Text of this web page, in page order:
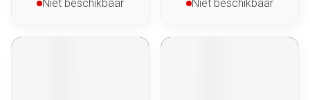
Niet beschikbaar Niet beschikbaar